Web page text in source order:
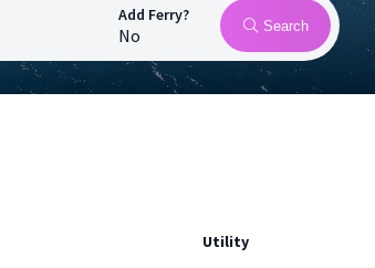
Add Ferry?
No Search
Utility